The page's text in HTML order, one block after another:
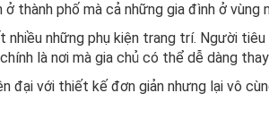
thành phố mà cả những gia đình ở
những phụ kiện trang trí. Người
là nơi mà gia chủ có thể dễ dàng
với thiết kế đơn giản nhưng lại vô